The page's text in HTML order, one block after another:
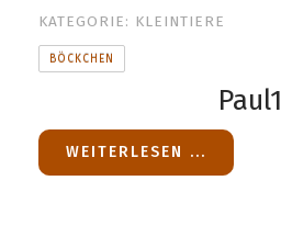
KATEGORIE: KLEINTIERE
BÖCKCHEN
Paul1
WEITERLESEN ...